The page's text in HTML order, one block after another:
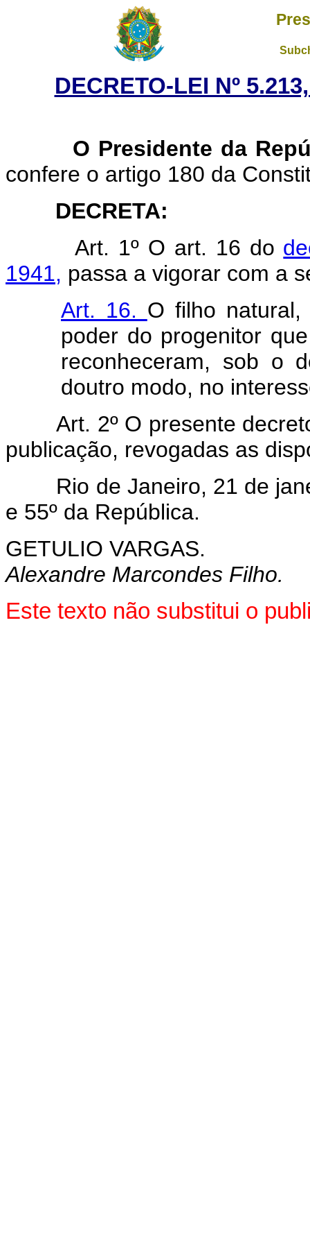
DECRETO-LEI Nº
O Presidente da
confere o artigo 180 da
DECRETA:
Art. 1º O art. 16 do
1941, passa a vigorar com a
Art. 16. O filho
poder do progenitor
reconheceram, sob o
doutro modo, no
Art. 2º O presente
publicação, revogadas as
Rio de Janeiro, 21 de
e 55º da República.
GETULIO VARGAS.
Alexandre Marcondes Filho.
Este texto não substitui o